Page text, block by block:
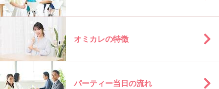
オミカレの特徴
パーティー当日の流れ